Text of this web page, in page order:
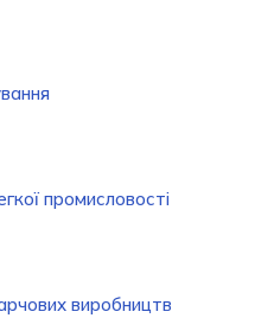
промисловості
виробництв